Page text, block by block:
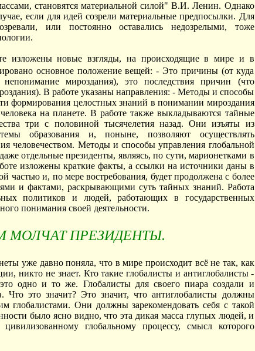
становятся материальной силой" В.И. Ленин. Однако
если для идей созрели материальные предпосылки. Для
или постоянно оставались недозрелыми, тоже
изложены новые взгляды, на происходящие в мире и в
основное положение вещей: - Это причины (от куда
непонимание мироздания), это последствия причин (что
В работе указаны направления: - Методы и способы
формирования целостных знаний в понимании мироздания
на планете. В работе также выкладываются тайные
три с половиной тысячелетия назад. Они изъяты из
образования и, поныне, позволяют осуществлять
человечеством. Методы и способы управления глобальной
отдельные президенты, являясь, по сути, марионетками в
изложены краткие факты, а ссылки на источники даны в
частью и, по мере востребования, будет продолжена с более
и фактами, раскрывающими суть тайных знаний. Работа
политиков и людей, работающих в государственных
понимания своей деятельности.
МОЛЧАТ ПРЕЗИДЕНТЫ.
уже давно поняла, что в мире происходит всё не так, как
никто не знает. Кто такие глобалисты и антиглобалисты -
одно и то же. Глобалисты для своего пиара создали и
Что это значит? Это значит, что антиглобалисты должны
глобалистами. Они должны зарекомендовать себя с такой
было ясно видно, что эта дикая масса глупых людей, и
глобальному процессу, смысл которого